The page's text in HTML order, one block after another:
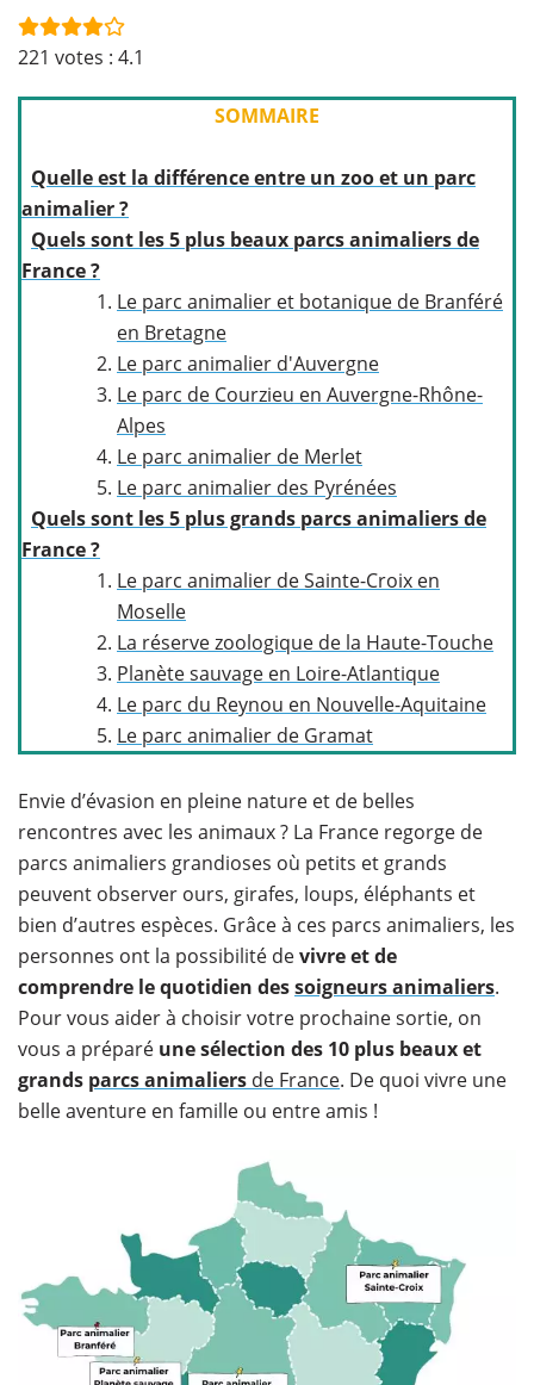
221 votes : 4.1
SOMMAIRE
Quelle est la différence entre un zoo et un parc
animalier ?
Quels sont les 5 plus beaux parcs animaliers de
France ?
Le parc animalier et botanique de Branféré
en Bretagne
Le parc animalier d'Auvergne
Le parc de Courzieu en Auvergne-Rhône-
Alpes
Le parc animalier de Merlet
Le parc animalier des Pyrénées
Quels sont les 5 plus grands parcs animaliers de
France ?
Le parc animalier de Sainte-Croix en
Moselle
La réserve zoologique de la Haute-Touche
Planète sauvage en Loire-Atlantique
Le parc du Reynou en Nouvelle-Aquitaine
Le parc animalier de Gramat
Envie d’évasion en pleine nature et de belles
rencontres avec les animaux ? La France regorge de
parcs animaliers grandioses où petits et grands
peuvent observer ours, girafes, loups, éléphants et
bien d’autres espèces. Grâce à ces parcs animaliers, les
personnes ont la possibilité devivre et de
comprendre le quotidien dessoigneurs animaliers.
Pour vous aider à choisir votre prochaine sortie, on
vous a préparé une sélection des 10 plus beaux et
grands parcs animaliers de France. De quoi vivre une
belle aventure en famille ou entre amis !